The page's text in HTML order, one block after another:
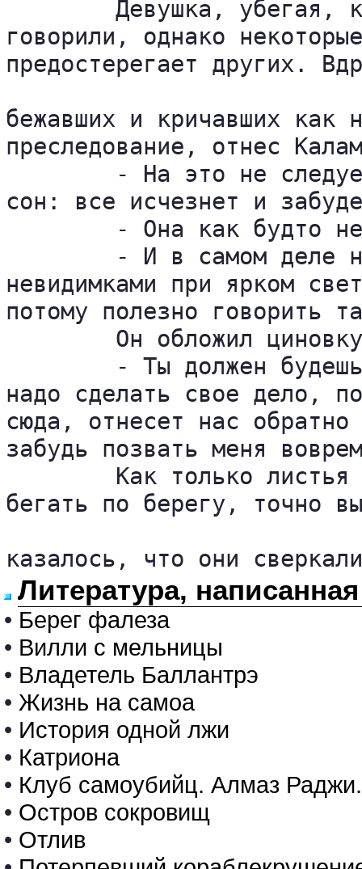
говорили, однако
предостерегает других.
бежавших и кричавших
преследование, отнес
сон: все исчезнет и
невидимками при ярком
потому полезно говорить
надо сделать свое дело,
сюда, отнесет нас
забудь позвать меня
бегать по берегу, точно
казалось, что они
Литература,
• Берег фалеза
• Вилли с мельницы
• Владетель Баллантрэ
• Жизнь на самоа
• История одной лжи
• Катриона
• Клуб самоубийц. Алмаз Раджи.
• Остров сокровищ
• Отлив